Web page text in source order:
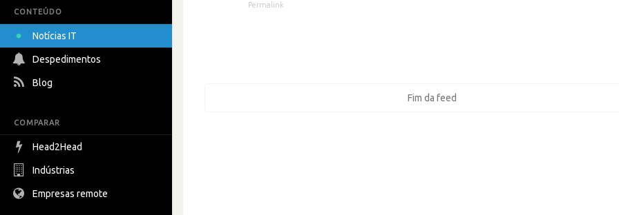
CONTEÚDO
Notícias IT
Despedimentos
Blog
COMPARAR
Head2Head
Indústrias
Empresas remote
Permalink
Fim da feed